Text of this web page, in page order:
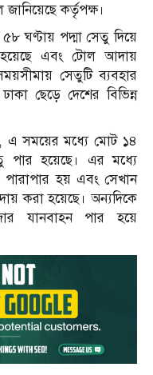
কর্তৃপক্ষ।
ঘণ্টায় পদ্মা সেতু দিয়ে
হয়েছে এবং টোল আদায়
সেতুটি ব্যবহার
ছেড়ে দেশের বিভিন্ন
এ সময়ের মধ্যে মোট ১৪
পার হয়েছে। এর মধ্যে
পারাপার হয় এবং সেখান
করা হয়েছে। অন্যদিকে
যানবাহন পার হয়ে